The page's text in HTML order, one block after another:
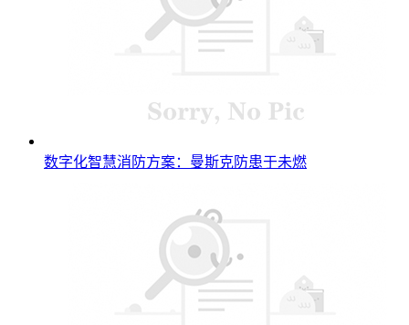
数字化智慧消防方案：曼斯克防患于未燃